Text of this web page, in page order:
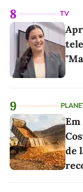
8 TV
9
Em
de